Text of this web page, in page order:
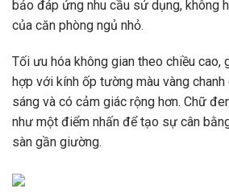
bảo đáp ứng nhu cầu sử dụng, không
của căn phòng ngủ nhỏ.
Tối ưu hóa không gian theo chiều cao,
hợp với kính ốp tường màu vàng
sáng và có cảm giác rộng hơn. Chữ
như một điểm nhấn để tạo sự cân
sàn gần giường.